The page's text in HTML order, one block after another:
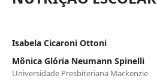
Isabela Cicaroni Ottoni
Mônica Glória Neumann Spinelli
Universidade Presbiteriana Mackenzie